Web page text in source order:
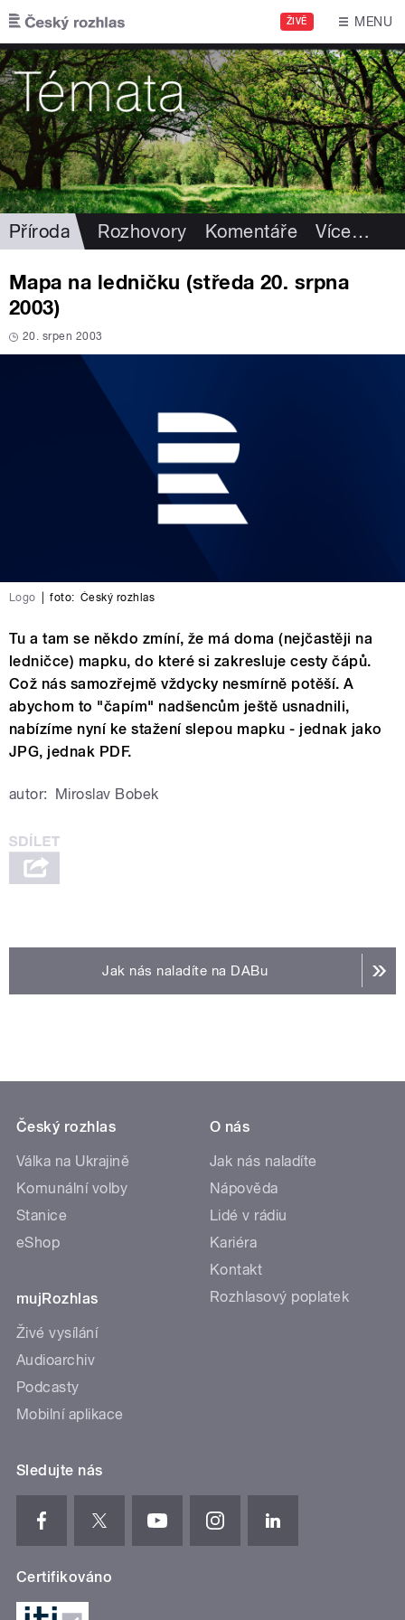
Přejít k hlavnímu obsahu
ŽIVĚ MENU
Příroda Rozhovory Komentáře Více…
Mapa na ledničku (středa 20. srpna
2003)
20. srpen 2003
Logo foto: Český rozhlas
Tu a tam se někdo zmíní, že má doma (nejčastěji na
ledničce) mapku, do které si zakresluje cesty čápů.
Což nás samozřejmě vždycky nesmírně potěší. A
abychom to "čapím" nadšencům ještě usnadnili,
nabízíme nyní ke stažení slepou mapku - jednak jako
JPG, jednak PDF.
autor: Miroslav Bobek
Jak nás naladíte na DABu
Český rozhlas
Válka na Ukrajině
Komunální volby
Stanice
eShop
mujRozhlas
Živé vysílání
Audioarchiv
Podcasty
Mobilní aplikace
O nás
Jak nás naladíte
Nápověda
Lidé v rádiu
Kariéra
Kontakt
Rozhlasový poplatek
Sledujte nás
Certifikováno